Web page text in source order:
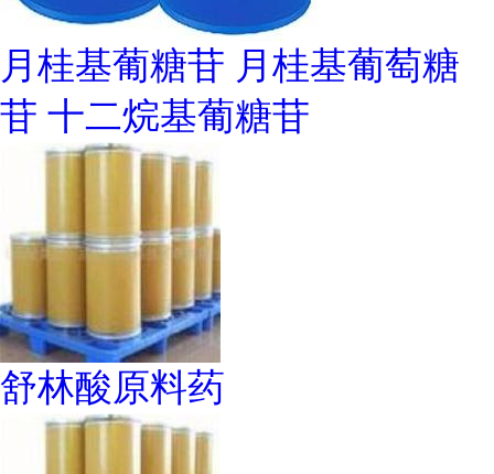
月桂基葡糖苷 月桂基葡萄糖
苷 十二烷基葡糖苷
舒林酸原料药